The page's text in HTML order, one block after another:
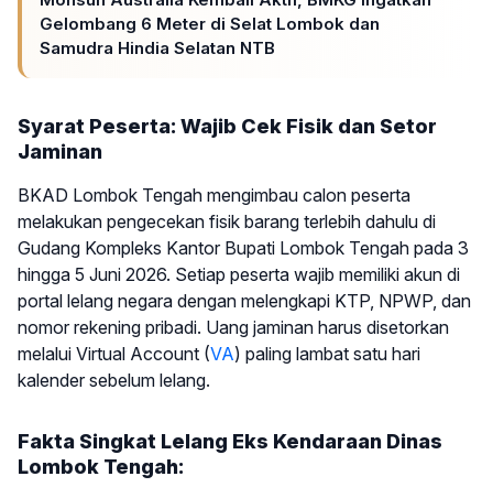
Gelombang 6 Meter di Selat Lombok dan
Samudra Hindia Selatan NTB
Syarat Peserta: Wajib Cek Fisik dan Setor
Jaminan
BKAD Lombok Tengah mengimbau calon peserta
melakukan pengecekan fisik barang terlebih dahulu di
Gudang Kompleks Kantor Bupati Lombok Tengah pada 3
hingga 5 Juni 2026. Setiap peserta wajib memiliki akun di
portal lelang negara dengan melengkapi KTP, NPWP, dan
nomor rekening pribadi. Uang jaminan harus disetorkan
melalui Virtual Account (VA) paling lambat satu hari
kalender sebelum lelang.
Fakta Singkat Lelang Eks Kendaraan Dinas
Lombok Tengah: